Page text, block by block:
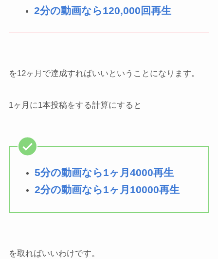
2分の動画なら120,000回再生
を12ヶ月で達成すればいいということになります。
1ヶ月に1本投稿をする計算にすると
5分の動画なら1ヶ月4000再生
2分の動画なら1ヶ月10000再生
を取ればいいわけです。